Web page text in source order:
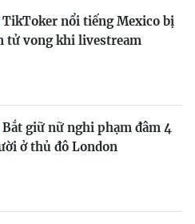
TikToker nổi tiếng Mexico bị
tử vong khi livestream
Bắt giữ nữ nghi phạm đâm 4
ở thủ đô London